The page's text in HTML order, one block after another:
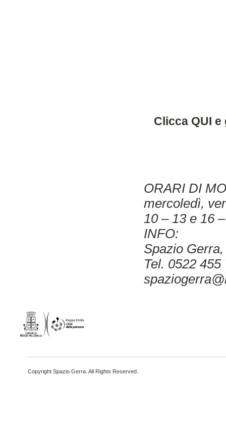
Clicca QUI
ORARI DI
mercoledì,
10 – 13 e 16
INFO:
Spazio
Tel. 0522
Copyright Spazio Gerra. All Rights Reserved.